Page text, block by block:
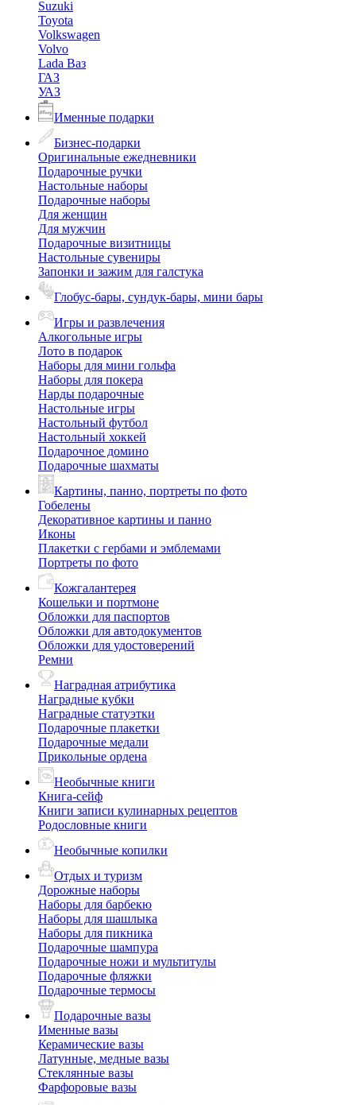
Suzuki
Toyota
Volkswagen
Volvo
Lada Ваз
ГАЗ
УАЗ
Именные подарки
Бизнес-подарки
Оригинальные ежедневники
Подарочные ручки
Настольные наборы
Подарочные наборы
Для женщин
Для мужчин
Подарочные визитницы
Настольные сувениры
Запонки и зажим для галстука
Глобус-бары, сундук-бары, мини бары
Игры и развлечения
Алкогольные игры
Лото в подарок
Наборы для мини гольфа
Наборы для покера
Нарды подарочные
Настольные игры
Настольный футбол
Настольный хоккей
Подарочное домино
Подарочные шахматы
Картины, панно, портреты по фото
Гобелены
Декоративное картины и панно
Иконы
Плакетки с гербами и эмблемами
Портреты по фото
Кожгалантерея
Кошельки и портмоне
Обложки для паспортов
Обложки для автодокументов
Обложки для удостоверений
Ремни
Наградная атрибутика
Наградные кубки
Наградные статуэтки
Подарочные плакетки
Подарочные медали
Прикольные ордена
Необычные книги
Книга-сейф
Книги записи кулинарных рецептов
Родословные книги
Необычные копилки
Отдых и туризм
Дорожные наборы
Наборы для барбекю
Наборы для шашлыка
Наборы для пикника
Подарочные шампура
Подарочные ножи и мультитулы
Подарочные фляжки
Подарочные термосы
Подарочные вазы
Именные вазы
Керамические вазы
Латунные, медные вазы
Стеклянные вазы
Фарфоровые вазы